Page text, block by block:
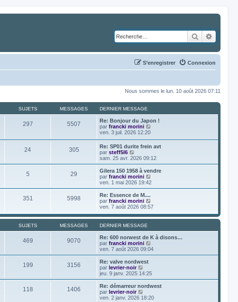
Rechercher
Connexion
S’enregistrer
Nous sommes le lun. 10 août 2026 07:11
SUJETS MESSAGES DERNIER MESSAGE
297 5507
Re: Bonjour du Japon !
par francki morini
l
e
d
e
r
i
e
e
s
s
g
e
ven. 3 juil. 2026 12:20
24 305
Re: SP01 durite frein avt
par steff5l6
o
i
r
l
e
e
r
n
i
e
m
e
s
s
a
g
e
sam. 25 avr. 2026 09:12
5 29
Gilera 150 1958 à vendre
par francki morini
o
i
e
e
i
e
r
m
e
a
g
e
ven. 1 mai 2026 19:42
351 5998
Re: Essence de M....
par francki morini
o
r
d
e
r
n
r
m
e
s
a
ven. 7 août 2026 08:57
SUJETS MESSAGES DERNIER MESSAGE
469 9070
Re: 600 norwest de K à disons…
par francki morini
o
i
e
r
n
ven. 7 août 2026 09:04
199 3156
Re: valve nordwest
par levrier-noir
o
i
r
e
jeu. 9 janv. 2025 14:25
118 1406
Re: démarreur nordwest
par levrier-noir
o
ven. 2 janv. 2026 18:20